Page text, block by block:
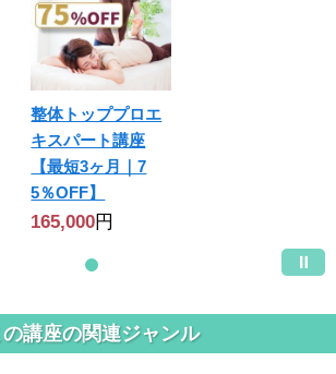
整体トッププロエ
キスパート講座
【最短3ヶ月｜7
5％OFF】
165,000円
の講座の関連ジャンル